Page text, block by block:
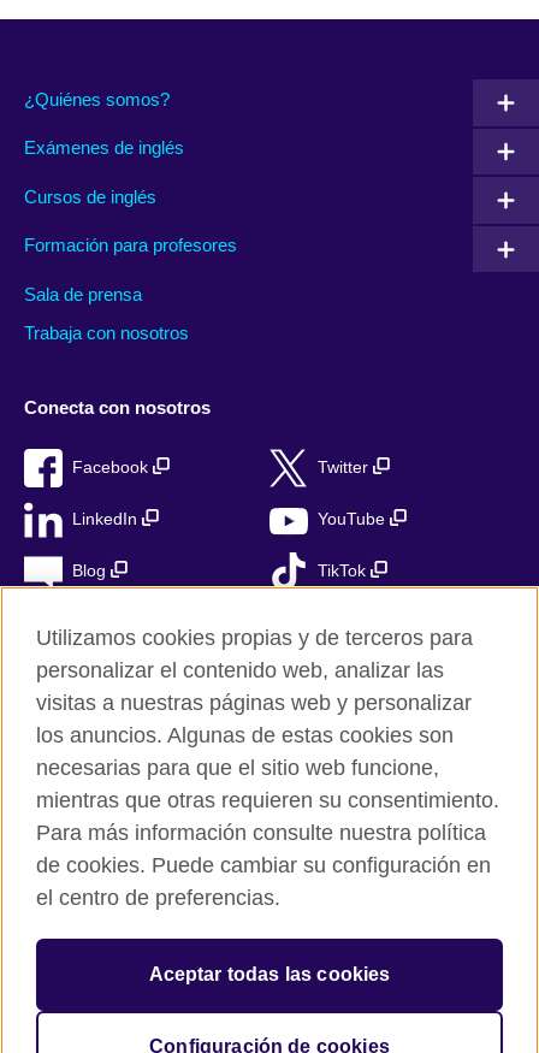
¿Quiénes somos?
Exámenes de inglés
Cursos de inglés
Formación para profesores
Sala de prensa
Trabaja con nosotros
Conecta con nosotros
Facebook Twitter
LinkedIn YouTube
Blog TikTok
British Council Global
Privacidad
Aviso Legal
Cookies
Mapa del sitio
© 2026 British Council
relations and educational opportunities. A registered charity in
the UK: 209131 (England and Wales) SC037733
(Scotland). Registered in Spain as “Delegación en España de la
Utilizamos cookies propias y de terceros para
personalizar el contenido web, analizar las
visitas a nuestras páginas web y personalizar
los anuncios. Algunas de estas cookies son
necesarias para que el sitio web funcione,
mientras que otras requieren su consentimiento.
Para más información consulte nuestra política
de cookies. Puede cambiar su configuración en
el centro de preferencias.
Aceptar todas las cookies
Configuración de cookies